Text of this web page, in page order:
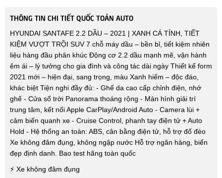
THÔNG TIN CHI TIẾT QUỐC TOẢN AUTO
HYUNDAI SANTAFE 2.2 DẦU – 2021 | XANH CÁ TÍNH, TIẾT
KIỆM VƯỢT TRỘI SUV 7 chỗ máy dầu – bền bỉ, tiết kiệm nhiên
liệu hàng đầu phân khúc Động cơ 2.2 dầu mạnh mẽ, vận hành
êm ái – lý tưởng cho gia đình và công tác dài ngày Thiết kế form
2021 mới – hiện đại, sang trọng, màu Xanh hiếm – độc đáo,
khác biệt Tiện nghi đầy đủ: - Ghế da cao cấp chỉnh điện, nhớ
ghế - Cửa sổ trời Panorama thoáng rộng - Màn hình giải trí
trung tâm, kết nối Apple CarPlay/Android Auto - Camera lùi +
cảm biến quanh xe - Cruise Control, phanh tay điện tử + Auto
Hold - Hệ thống an toàn: ABS, cân bằng điện tử, hỗ trợ đổ đèo
Xe không đâm đụng, không ngập nước Hỗ trợ ngân hàng, biển
đẹp định danh. Bao test hãng toàn quốc
⚡ Xe không đâm đụng